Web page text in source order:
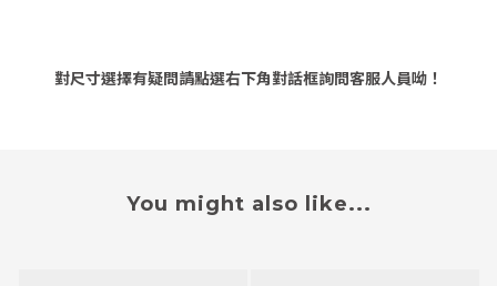
對尺寸選擇有疑問請點選右下角對話框詢問客服人員呦！
You might also like...